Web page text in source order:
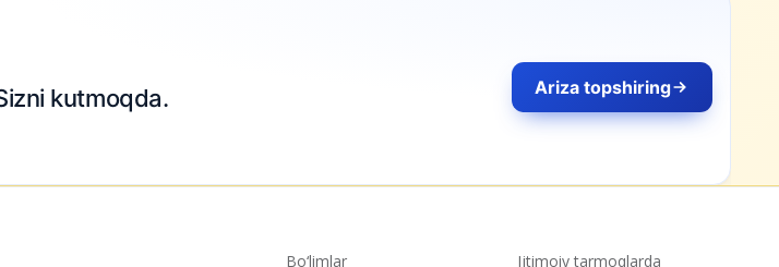
Bo‘limlar Ijtimoiy tarmoqlarda